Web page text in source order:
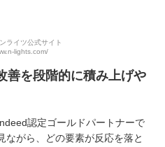
ライツ公式サイト
lights.com/
善を段階的に積み上げや
認定ゴールドパートナーで
ながら、どの要素が反応を落と